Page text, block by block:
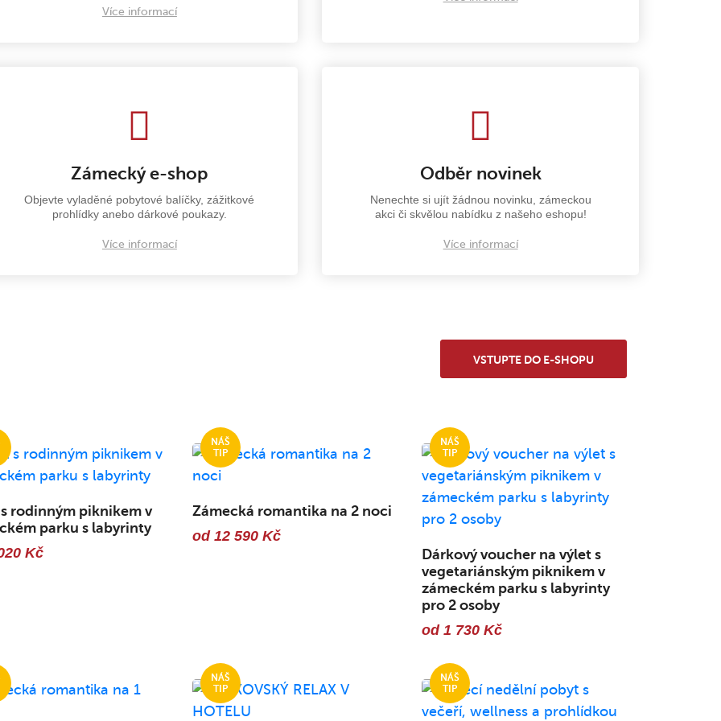
Více informací
Zámecký e-shop
Objevte vyladěné pobytové balíčky, zážitkové
prohlídky anebo dárkové poukazy.
Více informací
Odběr novinek
Nenechte si ujít žádnou novinku, zámeckou
akci či skvělou nabídku z našeho eshopu!
Více informací
rodinným piknikem v
parku s labyrinty
Kč
Zámecká romantika na 2 noci
od 12 590 Kč
Dárkový voucher na výlet s
vegetariánským piknikem v
zámeckém parku s labyrinty
pro 2 osoby
od 1 730 Kč
VSTUPTE DO E-SHOPU